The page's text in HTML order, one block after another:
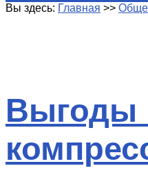
Вы здесь: Главная >>
Выгоды